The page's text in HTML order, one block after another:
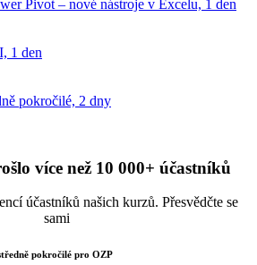
Pivot – nové nástroje v Excelu, 1 den
1 den
pokročilé, 2 dny
více než 10 000+ účastníků
účastníků našich kurzů. Přesvědčte se
sami
pokročilé pro OZP